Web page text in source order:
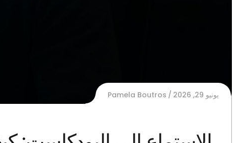
يونيو 29, 2026 Pamela Boutros